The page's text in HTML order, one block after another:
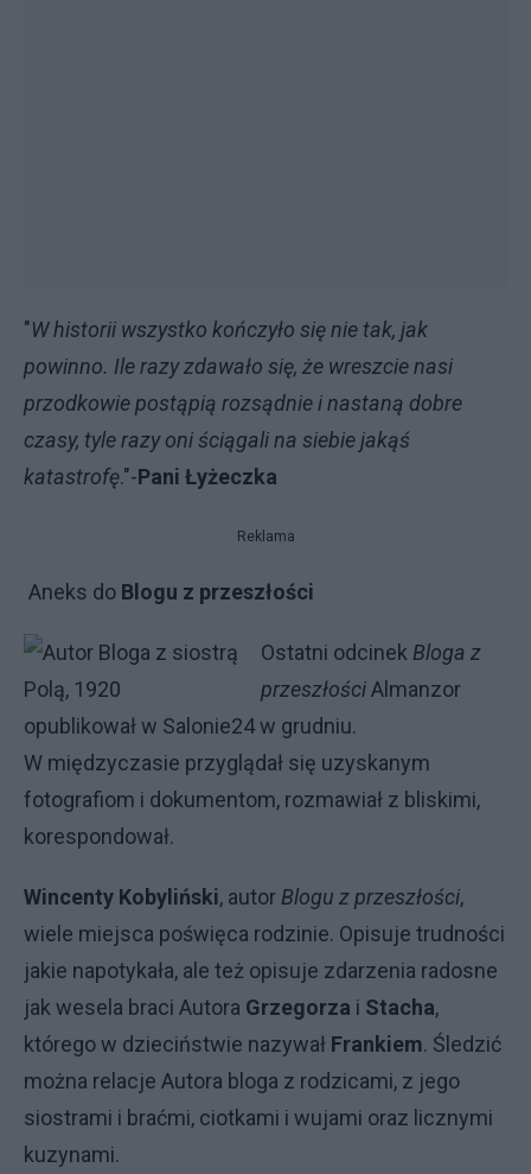
"W historii wszystko kończyło się nie tak, jak
powinno. Ile razy zdawało się, że wreszcie nasi
przodkowie postąpią rozsądnie i nastaną dobre
czasy, tyle razy oni ściągali na siebie jakąś
katastrofę."-Pani Łyżeczka
Reklama
Aneks do Blogu z przeszłości
Ostatni odcinek Bloga z
przeszłościAlmanzor
opublikował w Salonie24 w grudniu.
W międzyczasie przyglądał się uzyskanym
fotografiom i dokumentom, rozmawiał z bliskimi,
korespondował.
Wincenty Kobyliński, autor Blogu z przeszłości,
wiele miejsca poświęca rodzinie. Opisuje trudności
jakie napotykała, ale też opisuje zdarzenia radosne
jak wesela braci Autora Grzegorza i Stacha,
którego w dzieciństwie nazywał Frankiem. Śledzić
można relacje Autora bloga z rodzicami, z jego
siostrami i braćmi, ciotkami i wujami oraz licznymi
kuzynami.